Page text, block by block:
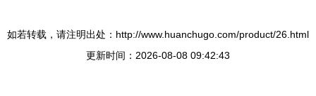
如若转载，请注明出处：http://www.huanchugo.com/product/26.html
更新时间：2026-08-08 09:42:43